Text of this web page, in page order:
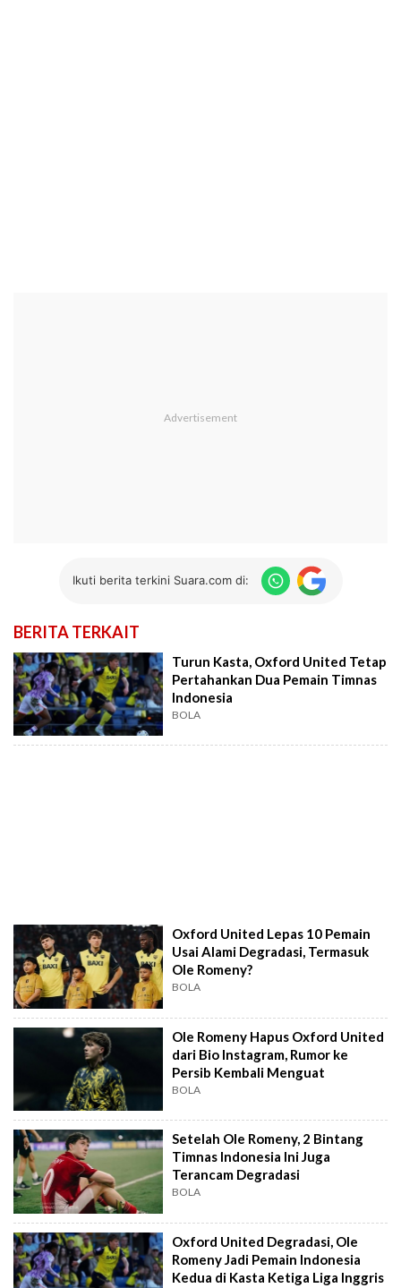
Ikuti berita terkini Suara.com di:
BERITA TERKAIT
Turun Kasta, Oxford United Tetap
Pertahankan Dua Pemain Timnas
Indonesia
BOLA
Oxford United Lepas 10 Pemain
Usai Alami Degradasi, Termasuk
Ole Romeny?
BOLA
Ole Romeny Hapus Oxford United
dari Bio Instagram, Rumor ke
Persib Kembali Menguat
BOLA
Setelah Ole Romeny, 2 Bintang
Timnas Indonesia Ini Juga
Terancam Degradasi
BOLA
Oxford United Degradasi, Ole
Romeny Jadi Pemain Indonesia
Kedua di Kasta Ketiga Liga Inggris